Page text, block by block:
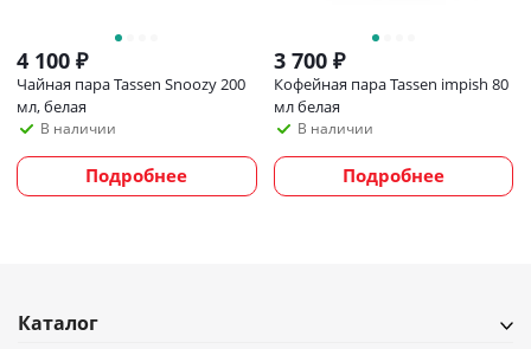
4 100 ₽
Чайная пара Tassen Snoozy 200
мл, белая
В наличии
Подробнее
3 700₽
Кофейная пара Tassen impish 80
мл белая
В наличии
Подробнее
Каталог